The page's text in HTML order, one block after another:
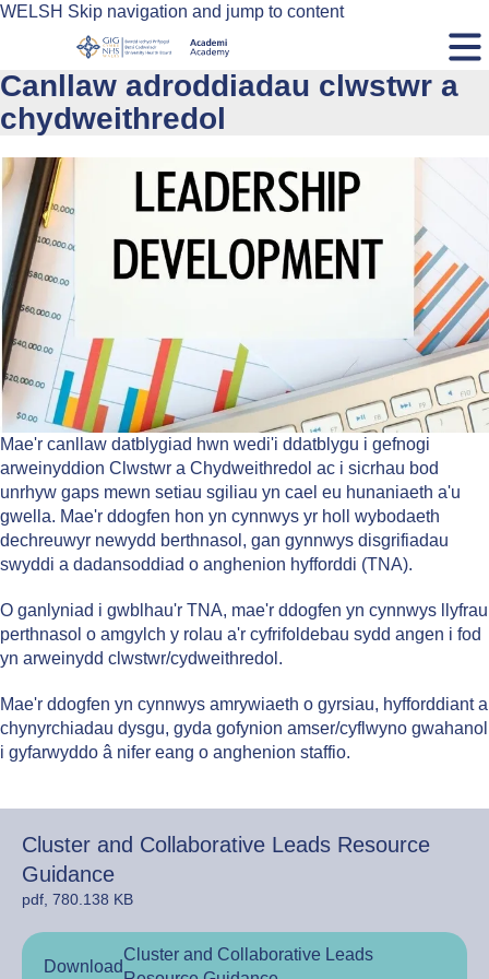
WELSH Skip navigation and jump to content
Canllaw adroddiadau clwstwr a
chydweithredol
Mae'r canllaw datblygiad hwn wedi'i ddatblygu i gefnogi
arweinyddion Clwstwr a Chydweithredol ac i sicrhau bod
unrhyw gaps mewn setiau sgiliau yn cael eu hunaniaeth a'u
gwella. Mae'r ddogfen hon yn cynnwys yr holl wybodaeth
dechreuwyr newydd berthnasol, gan gynnwys disgrifiadau
swyddi a dadansoddiad o anghenion hyfforddi (TNA).
O ganlyniad i gwblhau'r TNA, mae'r ddogfen yn cynnwys llyfrau
perthnasol o amgylch y rolau a'r cyfrifoldebau sydd angen i fod
yn arweinydd clwstwr/cydweithredol.
Mae'r ddogfen yn cynnwys amrywiaeth o gyrsiau, hyfforddiant a
chynyrchiadau dysgu, gyda gofynion amser/cyflwyno gwahanol
i gyfarwyddo â nifer eang o anghenion staffio.
Cluster and Collaborative Leads Resource
Guidance
pdf, 780.138 KB
Download
Cluster and Collaborative Leads